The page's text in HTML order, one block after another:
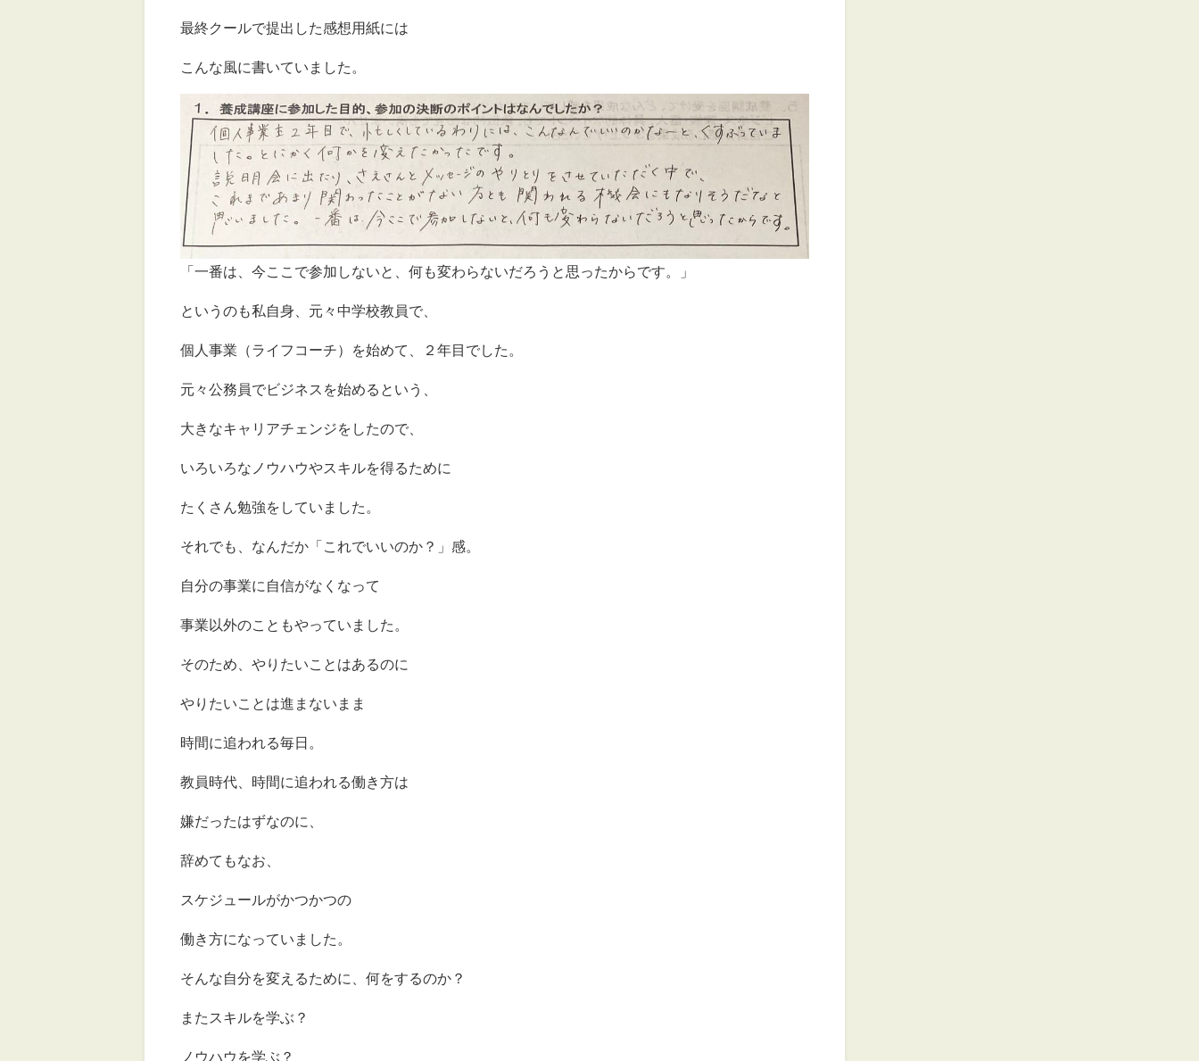
最終クールで提出した感想用紙には
こんな風に書いていました。
「一番は、今ここで参加しないと、何も変わらないだろうと思ったからです。」
というのも私自身、元々中学校教員で、
個人事業（ライフコーチ）を始めて、２年目でした。
元々公務員でビジネスを始めるという、
大きなキャリアチェンジをしたので、
いろいろなノウハウやスキルを得るために
たくさん勉強をしていました。
それでも、なんだか「これでいいのか？」感。
自分の事業に自信がなくなって
事業以外のこともやっていました。
そのため、やりたいことはあるのに
やりたいことは進まないまま
時間に追われる毎日。
教員時代、時間に追われる働き方は
嫌だったはずなのに、
辞めてもなお、
スケジュールがかつかつの
働き方になっていました。
そんな自分を変えるために、何をするのか？
またスキルを学ぶ？
ノウハウを学ぶ？